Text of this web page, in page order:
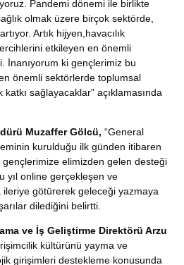
Pandemi dönemi ile birlikte
olmak üzere birçok sektörde,
Artık hijyen,havacılık
etkileyen en önemli
İnanıyorum ki gençlerimiz bu
önemli sektörlerde toplumsal
sağlayacaklar” açıklamasında
Muzaffer Gölcü, “General
kurulduğu ilk günden itibaren
elimizden gelen desteği
yıl online gerçekleşen ve
ileriye götürerek geleceği yazmaya
dilediğini belirtti.
ve İş Geliştirme Direktörü Arzu
kültürünü yayma ve
girişimleri destekleme konusunda